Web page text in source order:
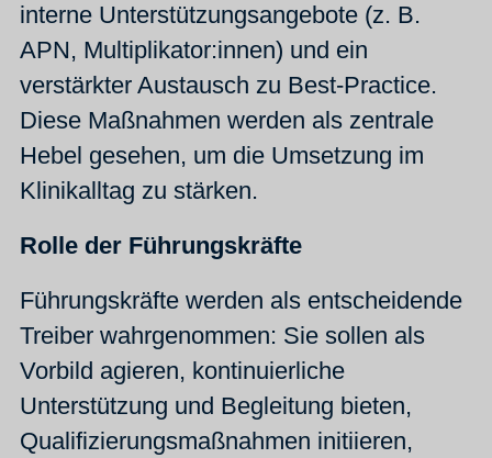
interne Unterstützungsangebote (z. B.
APN, Multiplikator:innen) und ein
verstärkter Austausch zu Best‑Practice.
Diese Maßnahmen werden als zentrale
Hebel gesehen, um die Umsetzung im
Klinikalltag zu stärken.
Rolle der Führungskräfte
Führungskräfte werden als entscheidende
Treiber wahrgenommen: Sie sollen als
Vorbild agieren, kontinuierliche
Unterstützung und Begleitung bieten,
Qualifizierungsmaßnahmen initiieren,